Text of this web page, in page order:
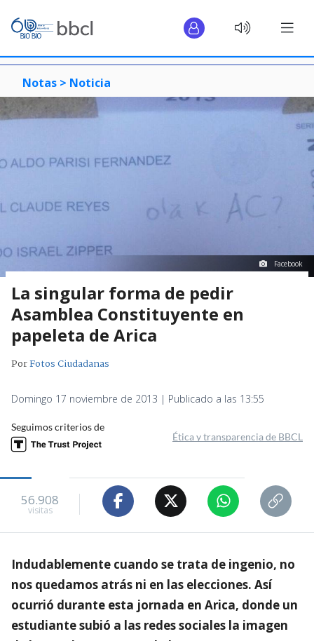
Notas > Noticia
Facebook
La singular forma de pedir
Asamblea Constituyente en
papeleta de Arica
PorFotos Ciudadanas
Domingo 17 noviembre de 2013 | Publicado a las 13:55
Seguimos criterios de
Ética y transparencia de BBCL
56.908
visitas
Indudablemente cuando se trata de ingenio, no
nos quedamos atrás ni en las elecciones. Así
ocurrió durante esta jornada en Arica, donde un
estudiante subió a las redes sociales la imagen